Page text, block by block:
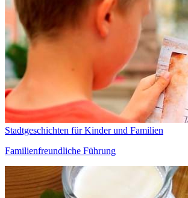
Stadtgeschichten für Kinder und Familien
Familienfreundliche Führung